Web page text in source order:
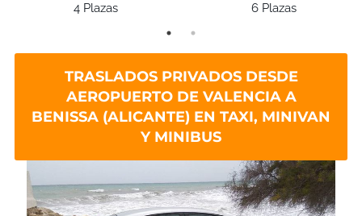
4 Plazas
6 Plazas
TRASLADOS PRIVADOS DESDE
AEROPUERTO DE VALENCIA A
BENISSA (ALICANTE) EN TAXI, MINIVAN
Y MINIBUS